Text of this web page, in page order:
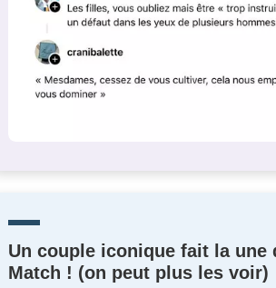
Un couple iconique fait la une
Match ! (on peut plus les voir)